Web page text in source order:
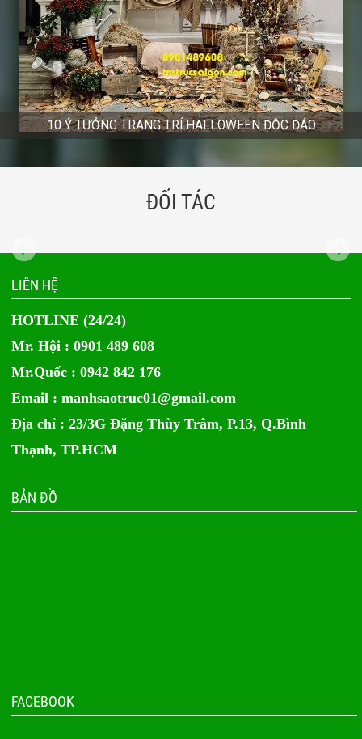
10 Ý TƯỞNG TRANG TRÍ HALLOWEEN ĐỘC ĐÁO
ĐỐI TÁC
LIÊN HỆ
HOTLINE (24/24)
Mr. Hội : 0901 489 608
Mr.Quốc : 0942 842 176
Email :manhsaotruc01@gmail.com
Địa chỉ : 23/3G Đặng Thùy Trâm, P.13, Q.Bình
Thạnh, TP.HCM
BẢN ĐỒ
FACEBOOK